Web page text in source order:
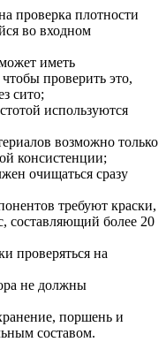
проверка плотности
во входном
иметь
проверить это,
сито;
используются
возможно только
консистенции;
очищаться сразу
требуют краски,
составляющий более 20
проверяться на
не должны
поршень и
составом.